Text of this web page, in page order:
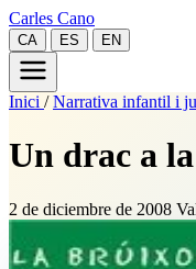
Carles Cano
CA ES EN
Inici / Narrativa infantil i
Un drac a
2 de diciembre de 2008